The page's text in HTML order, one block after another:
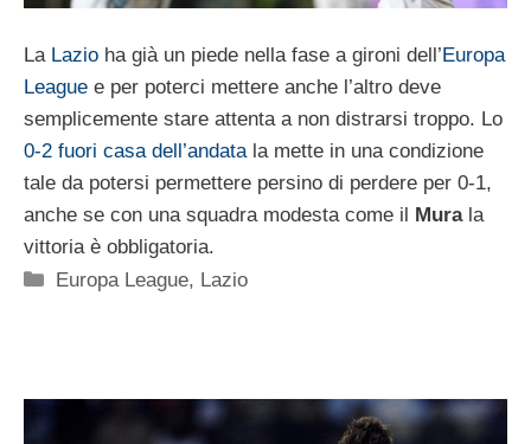
La Lazio ha già un piede nella fase a gironi dell’Europa
League e per poterci mettere anche l’altro deve
semplicemente stare attenta a non distrarsi troppo. Lo
0-2 fuori casa dell’andata la mette in una condizione
tale da potersi permettere persino di perdere per 0-1,
anche se con una squadra modesta come il Murala
vittoria è obbligatoria.
Categorie
Europa League, Lazio